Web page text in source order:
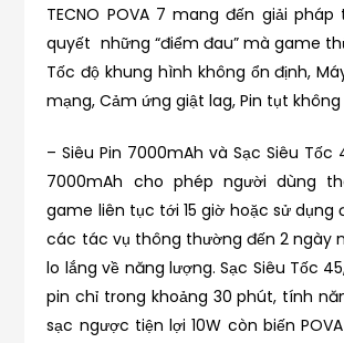
TECNO POVA 7 mang đến giải
quyết những “điểm đau” mà game
Tốc độ khung hình không ổn định,
mạng, Cảm ứng giật lag, Pin tụt
– Siêu Pin 7000mAh và Sạc Siêu Tốc
7000mAh cho phép người dùng
game liên tục tới 15 giờ hoặc sử dụng
các tác vụ thông thường đến 2 ngày
lo lắng về năng lượng. Sạc Siêu Tốc
pin chỉ trong khoảng 30 phút, tính
sạc ngược tiện lợi 10W còn biến